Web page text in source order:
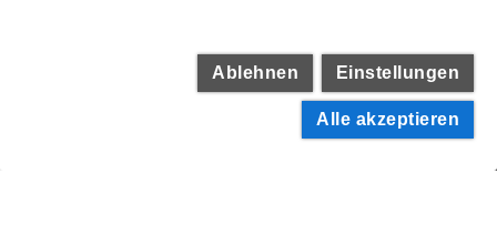
Ablehnen Einstellungen
Alle akzeptieren